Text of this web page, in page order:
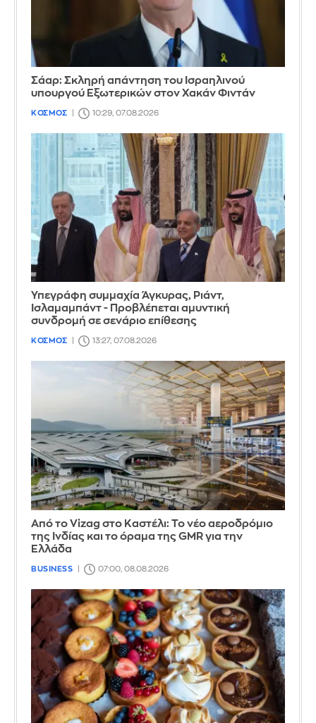
Σάαρ: Σκληρή απάντηση του Ισραηλινού
υπουργού Εξωτερικών στον Χακάν Φιντάν
ΚΟΣΜΟΣ 10:29, 07.08.2026
Υπεγράφη συμμαχία Άγκυρας, Ριάντ,
Ισλαμαμπάντ - Προβλέπεται αμυντική
συνδρομή σε σενάριο επίθεσης
ΚΟΣΜΟΣ 13:27, 07.08.2026
Από το Vizag στο Καστέλι: Το νέο αεροδρόμιο
της Ινδίας και το όραμα της GMR για την
Ελλάδα
BUSINESS 07:00, 08.08.2026